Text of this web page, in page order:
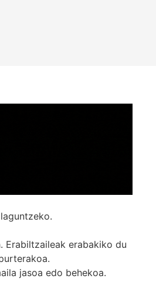
Erabiltzaileak erabakiko du
jasoa edo behekoa.